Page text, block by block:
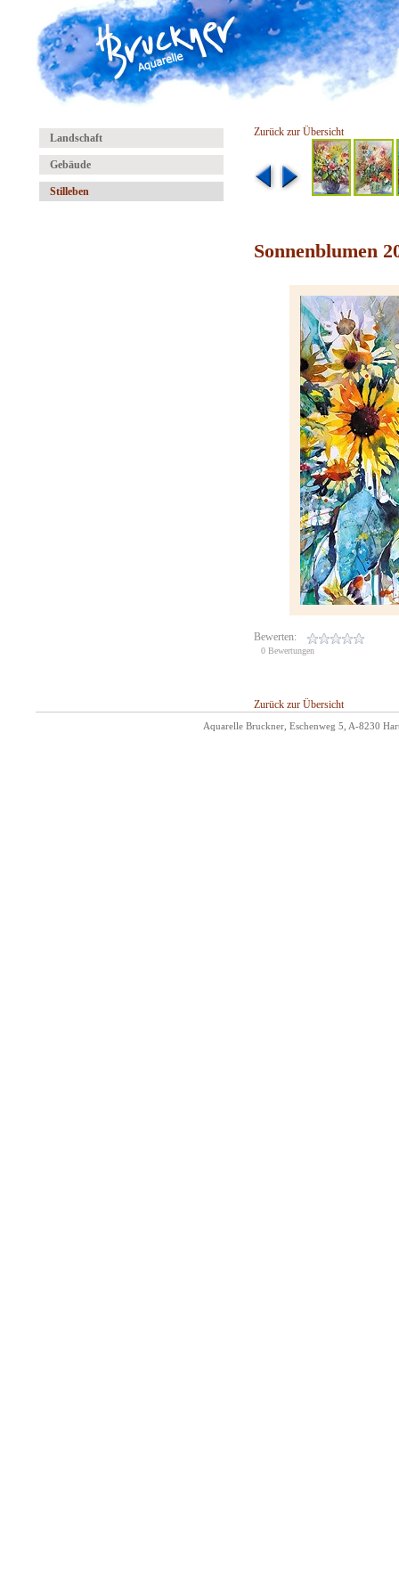
Landschaft
Gebäude
Stilleben
Zurück zur Übersicht
Sonnenblumen
Bewerten:
0 Bewertungen
Zurück zur Übersicht
Aquarelle Bruckner, Eschenweg 5, A-8230